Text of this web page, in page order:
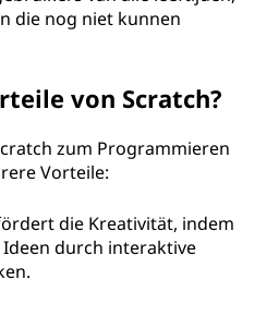
die nog niet kunnen
von Scratch?
zum Programmieren
Vorteile:
die Kreativität, indem
durch interaktive